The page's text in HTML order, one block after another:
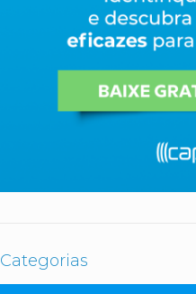
Categorias